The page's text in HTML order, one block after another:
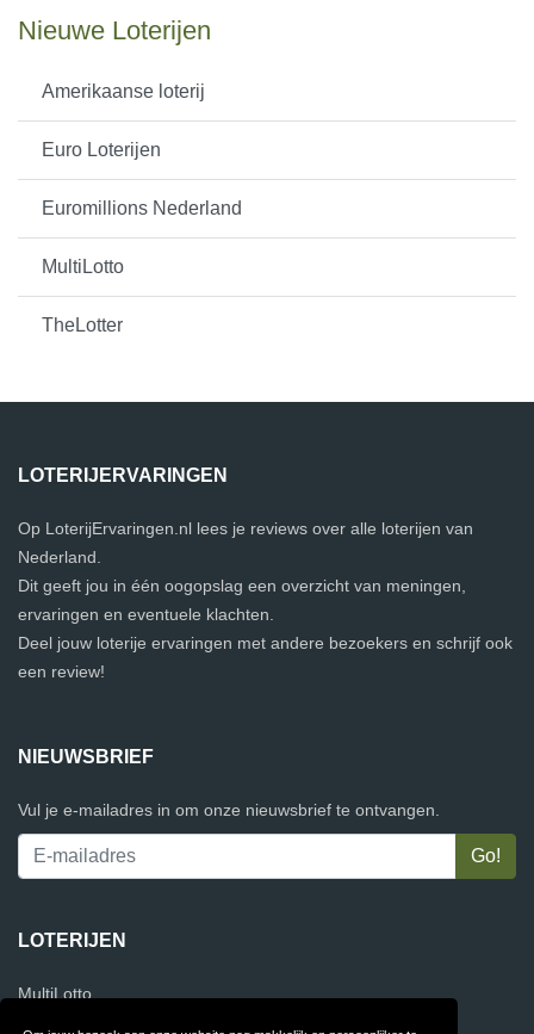
Nieuwe Loterijen
Amerikaanse loterij
Euro Loterijen
Euromillions Nederland
MultiLotto
TheLotter
LOTERIJERVARINGEN
Op LoterijErvaringen.nl lees je reviews over alle loterijen van
Nederland.
Dit geeft jou in één oogopslag een overzicht van meningen,
ervaringen en eventuele klachten.
Deel jouw loterije ervaringen met andere bezoekers en schrijf ook
een review!
NIEUWSBRIEF
Vul je e-mailadres in om onze nieuwsbrief te ontvangen.
LOTERIJEN
MultiLotto